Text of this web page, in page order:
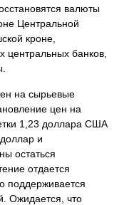
валюты
Центральной
кроне,
банков,
на сырьевые
цен на
1,23 доллара США
и
остаться
отдается
поддерживается
Ожидается, что